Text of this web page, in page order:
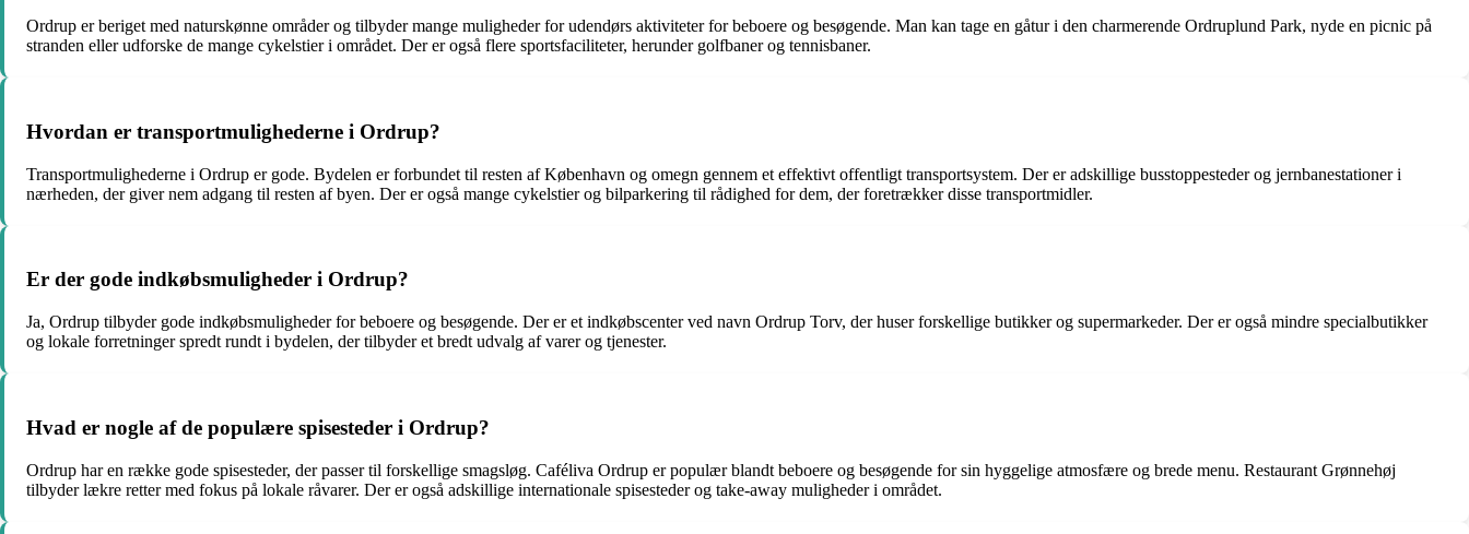
Ordrup er beriget med naturskønne områder og tilbyder mange muligheder for udendørs aktiviteter for beboere og besøgende. Man kan tage en gåtur i den charmerende Ordruplund Park, nyde en picnic på
stranden eller udforske de mange cykelstier i området. Der er også flere sportsfaciliteter, herunder golfbaner og tennisbaner.
Hvordan er transportmulighederne i Ordrup?
Transportmulighederne i Ordrup er gode. Bydelen er forbundet til resten af København og omegn gennem et effektivt offentligt transportsystem. Der er adskillige busstoppesteder og jernbanestationer i
nærheden, der giver nem adgang til resten af byen. Der er også mange cykelstier og bilparkering til rådighed for dem, der foretrækker disse transportmidler.
Er der gode indkøbsmuligheder i Ordrup?
Ja, Ordrup tilbyder gode indkøbsmuligheder for beboere og besøgende. Der er et indkøbscenter ved navn Ordrup Torv, der huser forskellige butikker og supermarkeder. Der er også mindre specialbutikker
og lokale forretninger spredt rundt i bydelen, der tilbyder et bredt udvalg af varer og tjenester.
Hvad er nogle af de populære spisesteder i Ordrup?
Ordrup har en række gode spisesteder, der passer til forskellige smagsløg. Caféliva Ordrup er populær blandt beboere og besøgende for sin hyggelige atmosfære og brede menu. Restaurant Grønnehøj
tilbyder lækre retter med fokus på lokale råvarer. Der er også adskillige internationale spisesteder og take-away muligheder i området.